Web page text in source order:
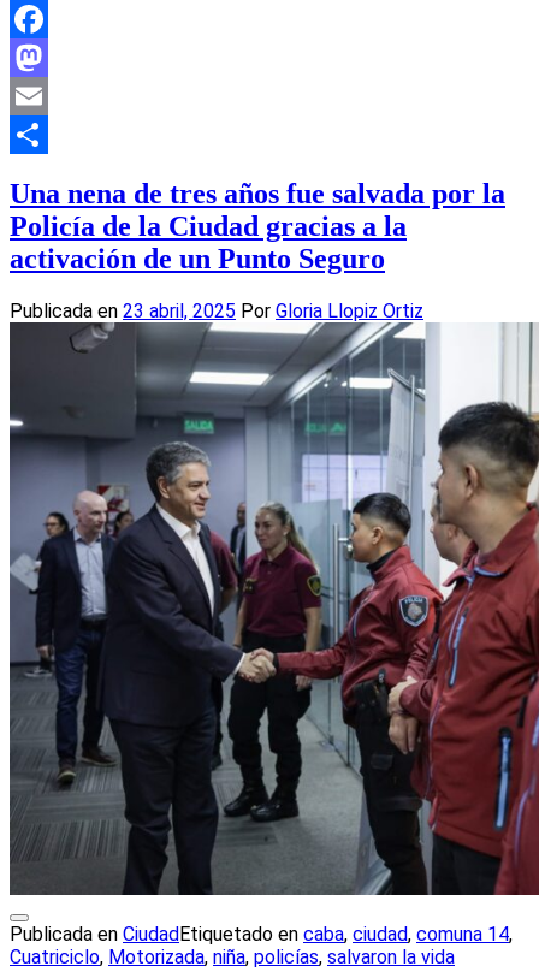
Facebook
Mastodon
Email
Una nena de tres años fue salvada por la
Policía de la Ciudad gracias a la
activación de un Punto Seguro
Publicada en 23 abril, 2025 Por Gloria Llopiz Ortiz
Publicada en Ciudad Etiquetado en caba, ciudad, comuna 14,
Cuatriciclo, Motorizada, niña, policías, salvaron la vida